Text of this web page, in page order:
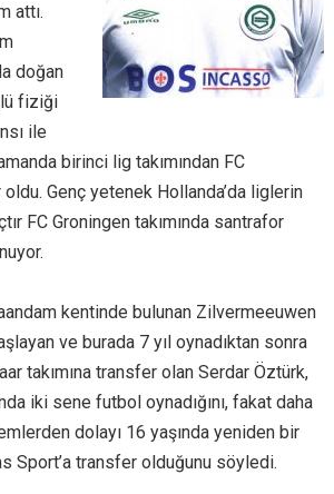
attı.
doğan
fiziği
ile
birinci lig takımından FC
oldu. Genç yetenek Hollanda’da liglerin
FC Groningen takımında santrafor
kentinde bulunan Zilvermeeuwen
ve burada 7 yıl oynadıktan sonra
takımına transfer olan Serdar Öztürk,
iki sene futbol oynadığını, fakat daha
dolayı 16 yaşında yeniden bir
Sport’a transfer olduğunu söyledi.